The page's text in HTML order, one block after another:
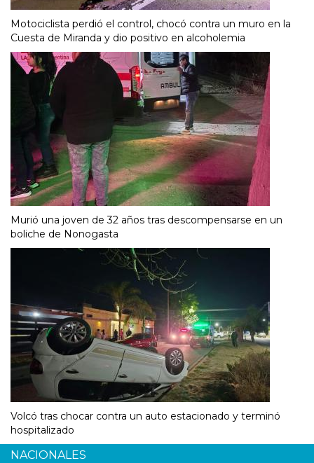
Motociclista perdió el control, chocó contra un muro en la
Cuesta de Miranda y dio positivo en alcoholemia
Murió una joven de 32 años tras descompensarse en un
boliche de Nonogasta
Volcó tras chocar contra un auto estacionado y terminó
hospitalizado
NACIONALES